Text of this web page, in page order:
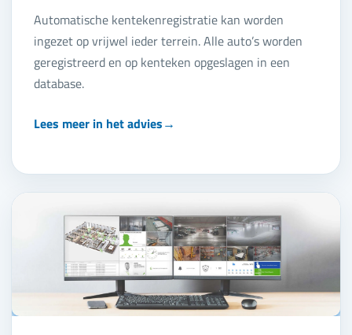
Automatische kentekenregistratie kan worden
ingezet op vrijwel ieder terrein. Alle auto’s worden
geregistreerd en op kenteken opgeslagen in een
database.
Lees meer in het advies→